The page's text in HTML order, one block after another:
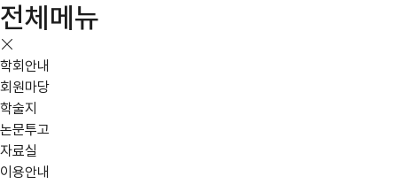
전체메뉴
학회안내
회원마당
학술지
논문투고
자료실
이용안내